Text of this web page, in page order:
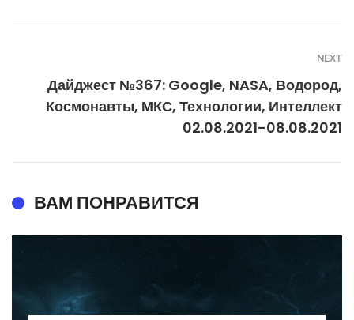
NEXT
Дайджест №367: Google, NASA, Водород,
Космонавты, МКС, Технологии, Интеллект
02.08.2021-08.08.2021
ВАМ ПОНРАВИТСЯ